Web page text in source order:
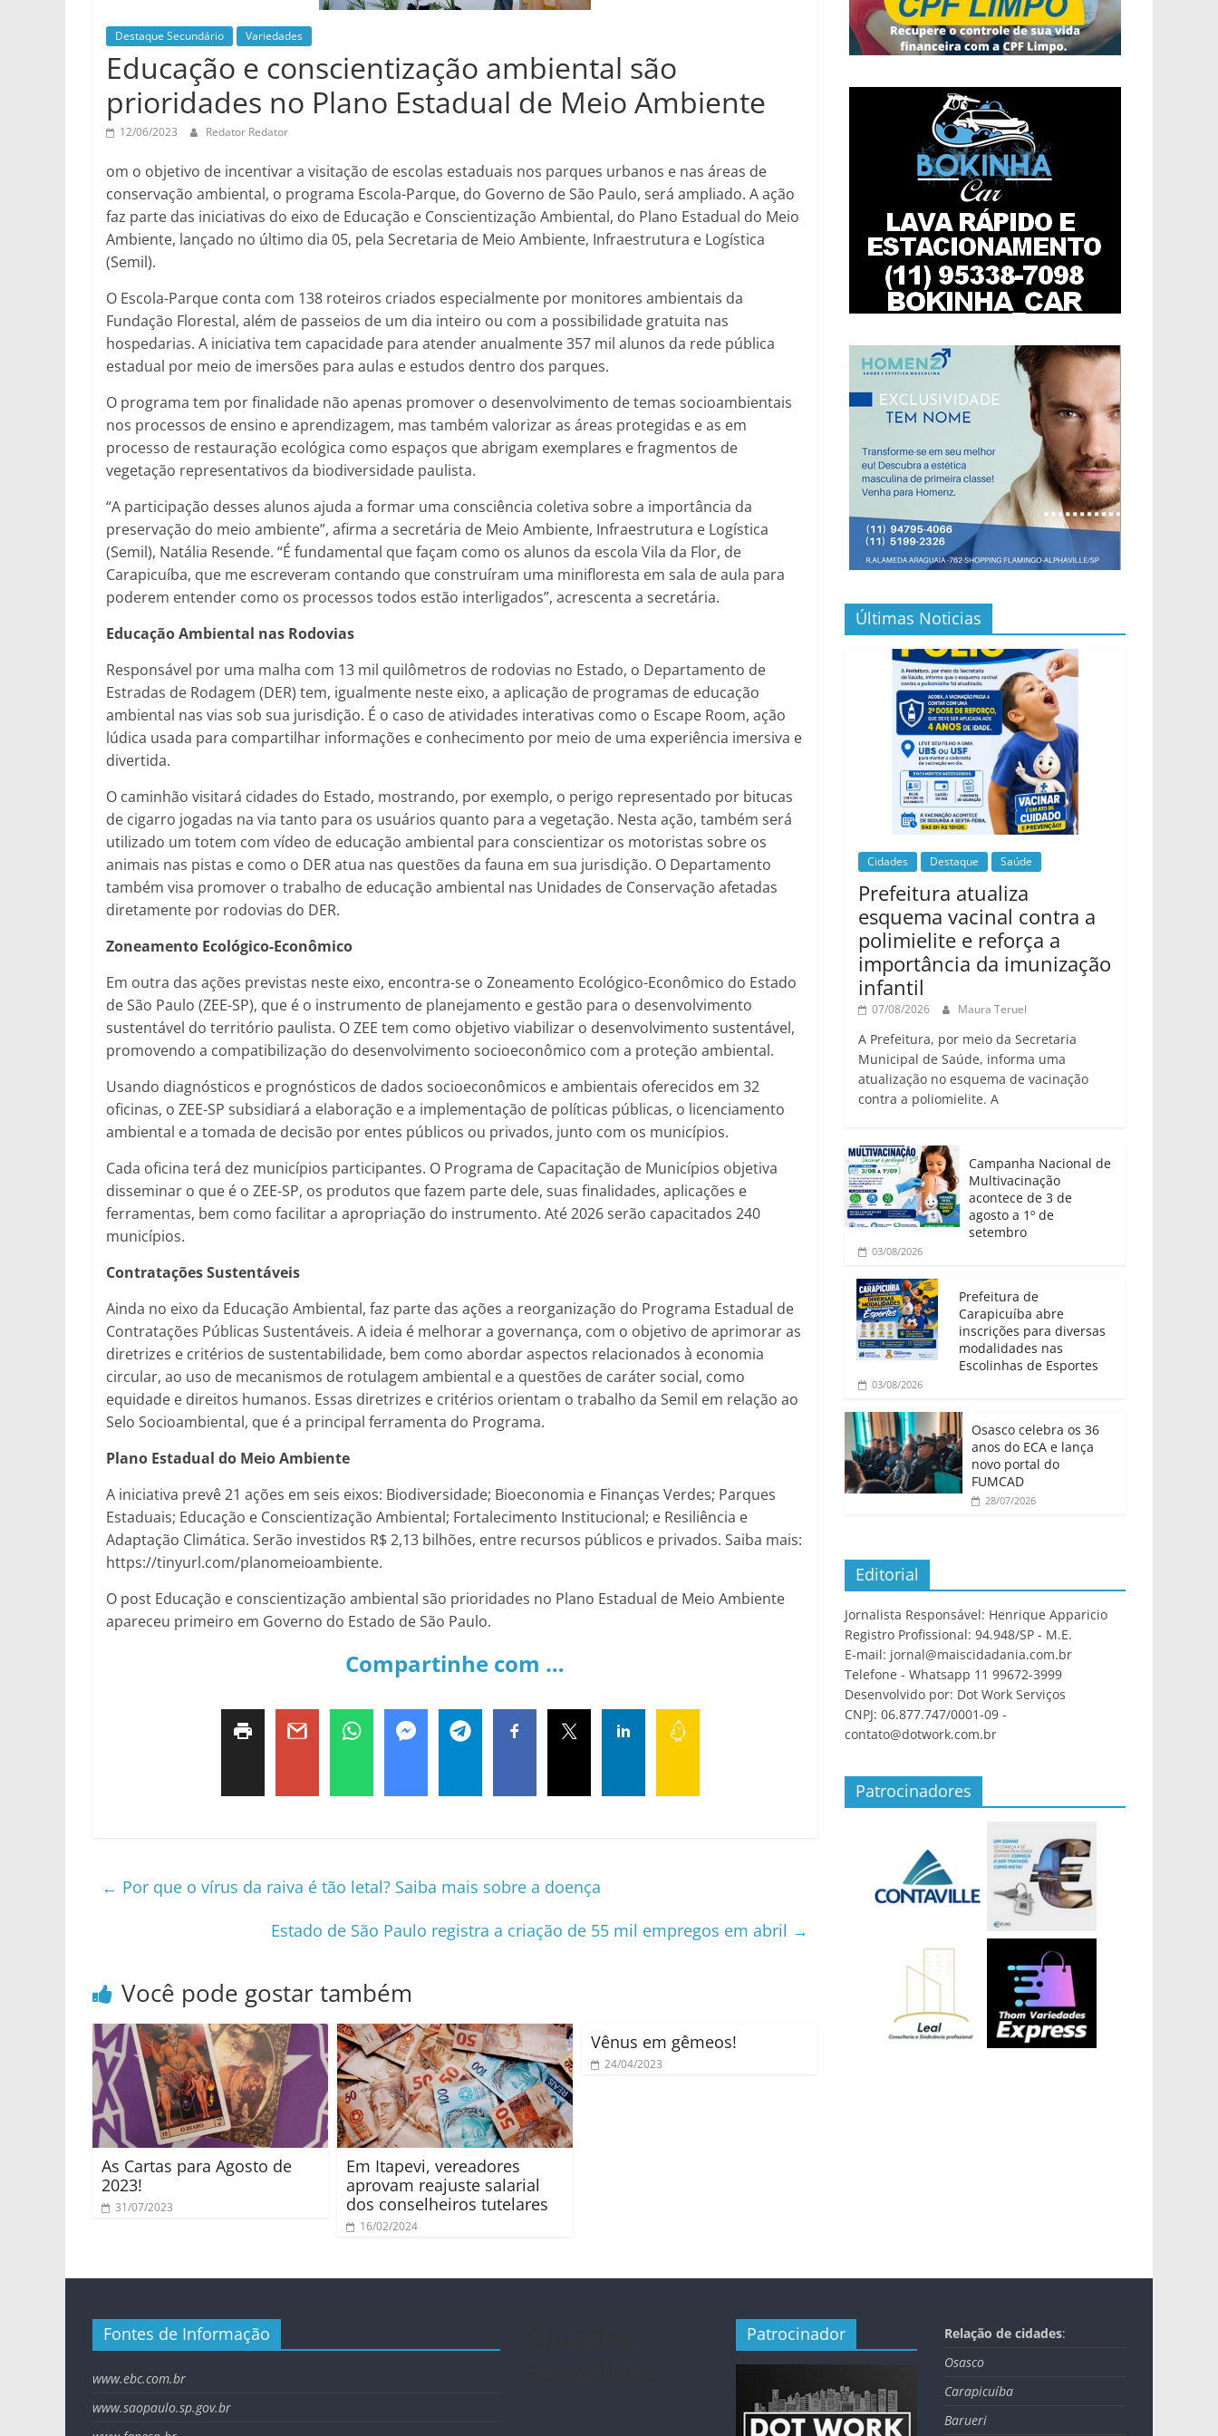
Destaque Secundário Variedades
Educação e conscientização ambiental são
prioridades no Plano Estadual de Meio Ambiente
12/06/2023 Redator Redator
om o objetivo de incentivar a visitação de escolas estaduais nos parques urbanos e nas áreas de
conservação ambiental, o programa Escola-Parque, do Governo de São Paulo, será ampliado. A ação
faz parte das iniciativas do eixo de Educação e Conscientização Ambiental, do Plano Estadual do Meio
Ambiente, lançado no último dia 05, pela Secretaria de Meio Ambiente, Infraestrutura e Logística
(Semil).
O Escola-Parque conta com 138 roteiros criados especialmente por monitores ambientais da
Fundação Florestal, além de passeios de um dia inteiro ou com a possibilidade gratuita nas
hospedarias. A iniciativa tem capacidade para atender anualmente 357 mil alunos da rede pública
estadual por meio de imersões para aulas e estudos dentro dos parques.
O programa tem por finalidade não apenas promover o desenvolvimento de temas socioambientais
nos processos de ensino e aprendizagem, mas também valorizar as áreas protegidas e as em
processo de restauração ecológica como espaços que abrigam exemplares e fragmentos de
vegetação representativos da biodiversidade paulista.
“A participação desses alunos ajuda a formar uma consciência coletiva sobre a importância da
preservação do meio ambiente”, afirma a secretária de Meio Ambiente, Infraestrutura e Logística
(Semil), Natália Resende. “É fundamental que façam como os alunos da escola Vila da Flor, de
Carapicuíba, que me escreveram contando que construíram uma minifloresta em sala de aula para
poderem entender como os processos todos estão interligados”, acrescenta a secretária.
Educação Ambiental nas Rodovias
Responsável por uma malha com 13 mil quilômetros de rodovias no Estado, o Departamento de
Estradas de Rodagem (DER) tem, igualmente neste eixo, a aplicação de programas de educação
ambiental nas vias sob sua jurisdição. É o caso de atividades interativas como o Escape Room, ação
lúdica usada para compartilhar informações e conhecimento por meio de uma experiência imersiva e
divertida.
O caminhão visitará cidades do Estado, mostrando, por exemplo, o perigo representado por bitucas
de cigarro jogadas na via tanto para os usuários quanto para a vegetação. Nesta ação, também será
utilizado um totem com vídeo de educação ambiental para conscientizar os motoristas sobre os
animais nas pistas e como o DER atua nas questões da fauna em sua jurisdição. O Departamento
também visa promover o trabalho de educação ambiental nas Unidades de Conservação afetadas
diretamente por rodovias do DER.
Zoneamento Ecológico-Econômico
Em outra das ações previstas neste eixo, encontra-se o Zoneamento Ecológico-Econômico do Estado
de São Paulo (ZEE-SP), que é o instrumento de planejamento e gestão para o desenvolvimento
sustentável do território paulista. O ZEE tem como objetivo viabilizar o desenvolvimento sustentável,
promovendo a compatibilização do desenvolvimento socioeconômico com a proteção ambiental.
Usando diagnósticos e prognósticos de dados socioeconômicos e ambientais oferecidos em 32
oficinas, o ZEE-SP subsidiará a elaboração e a implementação de políticas públicas, o licenciamento
ambiental e a tomada de decisão por entes públicos ou privados, junto com os municípios.
Cada oficina terá dez municípios participantes. O Programa de Capacitação de Municípios objetiva
disseminar o que é o ZEE-SP, os produtos que fazem parte dele, suas finalidades, aplicações e
ferramentas, bem como facilitar a apropriação do instrumento. Até 2026 serão capacitados 240
municípios.
Contratações Sustentáveis
Ainda no eixo da Educação Ambiental, faz parte das ações a reorganização do Programa Estadual de
Contratações Públicas Sustentáveis. A ideia é melhorar a governança, com o objetivo de aprimorar as
diretrizes e critérios de sustentabilidade, bem como abordar aspectos relacionados à economia
circular, ao uso de mecanismos de rotulagem ambiental e a questões de caráter social, como
equidade e direitos humanos. Essas diretrizes e critérios orientam o trabalho da Semil em relação ao
Selo Socioambiental, que é a principal ferramenta do Programa.
Plano Estadual do Meio Ambiente
A iniciativa prevê 21 ações em seis eixos: Biodiversidade; Bioeconomia e Finanças Verdes; Parques
Estaduais; Educação e Conscientização Ambiental; Fortalecimento Institucional; e Resiliência e
Adaptação Climática. Serão investidos R$ 2,13 bilhões, entre recursos públicos e privados. Saiba mais:
https://tinyurl.com/planomeioambiente.
O post Educação e conscientização ambiental são prioridades no Plano Estadual de Meio Ambiente
apareceu primeiro em Governo do Estado de São Paulo.
Compartinhe com …
← Por que o vírus da raiva é tão letal? Saiba mais sobre a doença
Estado de São Paulo registra a criação de 55 mil empregos em abril →
Você pode gostar também
As Cartas para Agosto de
2023!
31/07/2023
Em Itapevi, vereadores
aprovam reajuste salarial
dos conselheiros tutelares
16/02/2024
Vênus em gêmeos!
24/04/2023
Últimas Noticias
Cidades Destaque Saúde
Prefeitura atualiza
esquema vacinal contra a
polimielite e reforça a
importância da imunização
infantil
07/08/2026 Maura Teruel
A Prefeitura, por meio da Secretaria
Municipal de Saúde, informa uma
atualização no esquema de vacinação
contra a poliomielite. A
Campanha Nacional de
Multivacinação
acontece de 3 de
agosto a 1º de
setembro
03/08/2026
Prefeitura de
Carapicuíba abre
inscrições para diversas
modalidades nas
Escolinhas de Esportes
03/08/2026
Osasco celebra os 36
anos do ECA e lança
novo portal do
FUMCAD
28/07/2026
Editorial
Jornalista Responsável: Henrique Apparicio
Registro Profissional: 94.948/SP - M.E.
E-mail: jornal@maiscidadania.com.br
Telefone - Whatsapp 11 99672-3999
Desenvolvido por: Dot Work Serviços
CNPJ: 06.877.747/0001-09 -
contato@dotwork.com.br
Patrocinadores
Fontes de Informação
www.ebc.com.br
www.saopaulo.sp.gov.br
Patrocinador Relação de cidades:
Osasco
Carapicuíba
Barueri